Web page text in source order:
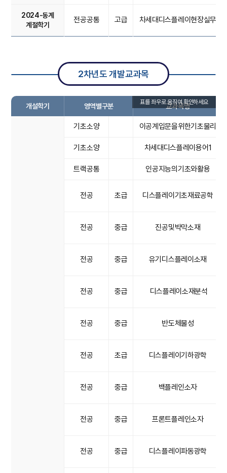
2024-동계
계절학기
전공공통 고급 차세대디스플레이현장실무
2차년도 개발교과목
개설학기 영역별구분 교과목명
기초소양 이공계입문을위한기초물리
기초소양 차세대디스플레이용어1
트랙공통 인공지능의기초와활용
전공 초급 디스플레이기초재료공학
전공 중급 진공및박막소재
전공 중급 유기디스플레이소재
전공 중급 디스플레이소재분석
전공 중급 반도체물성
전공 초급 디스플레이기하광학
전공 중급 백플레인소자
전공 중급 프론트플레인소자
전공 중급 디스플레이파동광학